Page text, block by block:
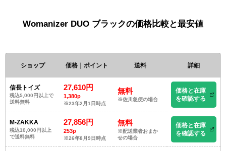
Womanizer DUO ブラックの価格比較と最安値
ショップ 価格｜ポイント 送料 詳細
信長トイズ
税込5,000円以上で
送料無料
27,610円
1,380p
※23年2月1日時点
無料
※佐川急便の場合
価格と在庫
を確認する
M-ZAKKA
税込10,000円以上
で送料無料
27,856円
253p
※26年8月9日時点
無料
※配送業者おまか
せの場合
価格と在庫
を確認する